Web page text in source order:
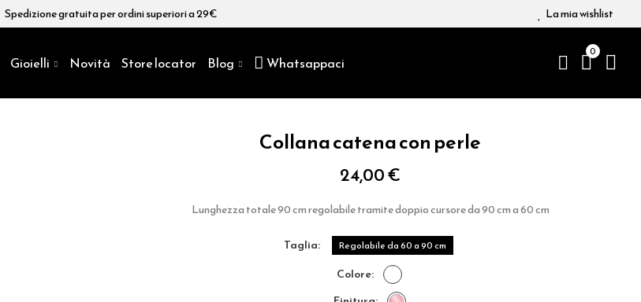
Spedizione gratuita per ordini superiori a 29€ La mia wishlist
Gioielli Novità Store locator Blog Whatsappaci
0
Collana catena con perle
24,00 €
Lunghezza totale 90 cm regolabile tramite doppio cursore da 90 cm a 60 cm
taglia Regolabile da 60 a 90 cm
colore